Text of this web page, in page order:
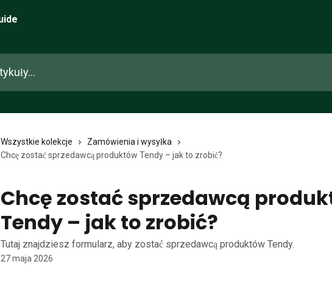
Wszystkie kolekcje
Zamówienia i wysyłka
Chcę zostać sprzedawcą produktów Tendy – jak to zrobić?
Chcę zostać sprzedawcą
Tendy – jak to zrobić?
Tutaj znajdziesz formularz, aby zostać sprzedawcą produktów Tendy.
27 maja 2026